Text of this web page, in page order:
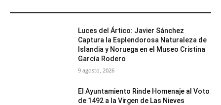
Luces del Ártico: Javier Sánchez
Captura la Esplendorosa Naturaleza de
Islandia y Noruega en el Museo Cristina
García Rodero
9 agosto, 2026
El Ayuntamiento Rinde Homenaje al Voto
de 1492 a la Virgen de Las Nieves